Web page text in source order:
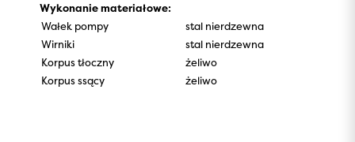
Wykonanie materiałowe:
Wałek pompy
stal nierdzewna
Wirniki
stal nierdzewna
Korpus tłoczny
żeliwo
Korpus ssący
żeliwo